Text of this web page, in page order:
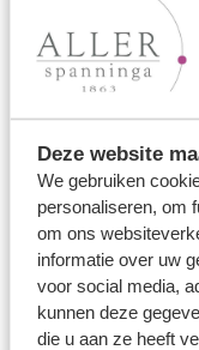
Deze website
We gebruiken
personaliseren, om
om ons
informatie over uw
voor social media,
kunnen deze
die u aan ze heeft
Datum, tijdstip
Getuigen
jullie namen
behouden?
Of je trouwt in
basis van
aangeeft geldt
gemeenschap
hierover